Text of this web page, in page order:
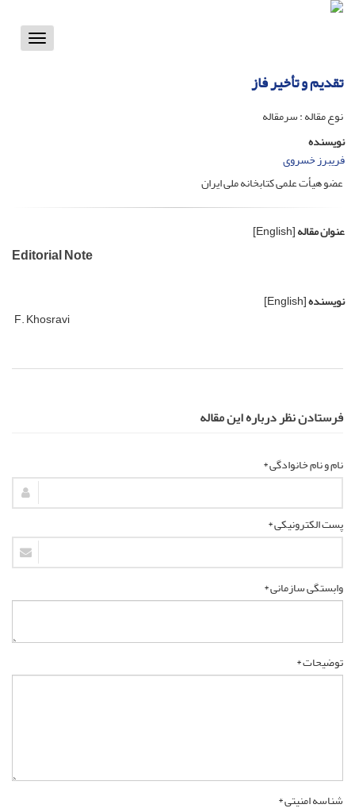
Toggle
تقدیم و تأخیر فاز
نوع مقاله : سرمقاله
نویسنده
فریبرز خسروی
عضو هیأت علمی کتابخانه ملی ایران
عنوان مقاله[English]
Editorial Note
نویسنده[English]
F. Khosravi
فرستادن نظر درباره این مقاله
نام و نام خانوادگی *
پست الکترونیکی *
وابستگی سازمانی *
توضیحات *
شناسه امنیتی *